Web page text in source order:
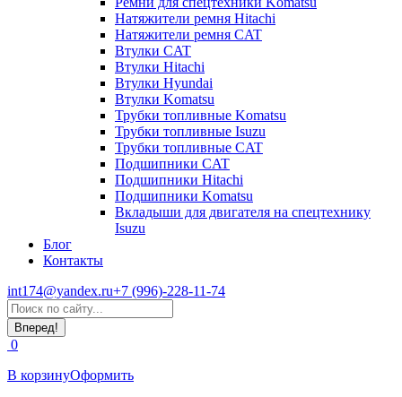
Натяжители ремня Hitachi
Натяжители ремня CAT
Втулки CAT
Втулки Hitachi
Втулки Hyundai
Втулки Komatsu
Трубки топливные Komatsu
Трубки топливные Isuzu
Трубки топливные CAT
Подшипники CAT
Подшипники Hitachi
Подшипники Komatsu
Вкладыши для двигателя на спецтехнику
Isuzu
Блог
Контакты
int174@yandex.ru+7 (996)-228-11-74
Страница
WhatsApp
открывается
в
новом
окне
Поиск:
0
В корзинуОформить